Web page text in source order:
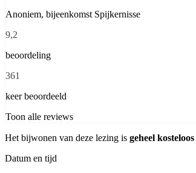
Anoniem, bijeenkomst Spijkernisse
9,2
beoordeling
361
keer beoordeeld
Toon alle reviews
Het bijwonen van deze lezing is geheel kosteloos
Datum en tijd